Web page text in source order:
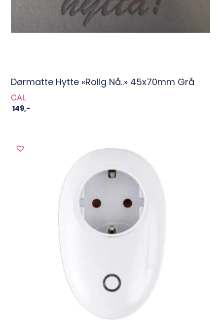
Dørmatte Hytte «Rolig Nå..» 45x70mm Grå
CAL
149,-